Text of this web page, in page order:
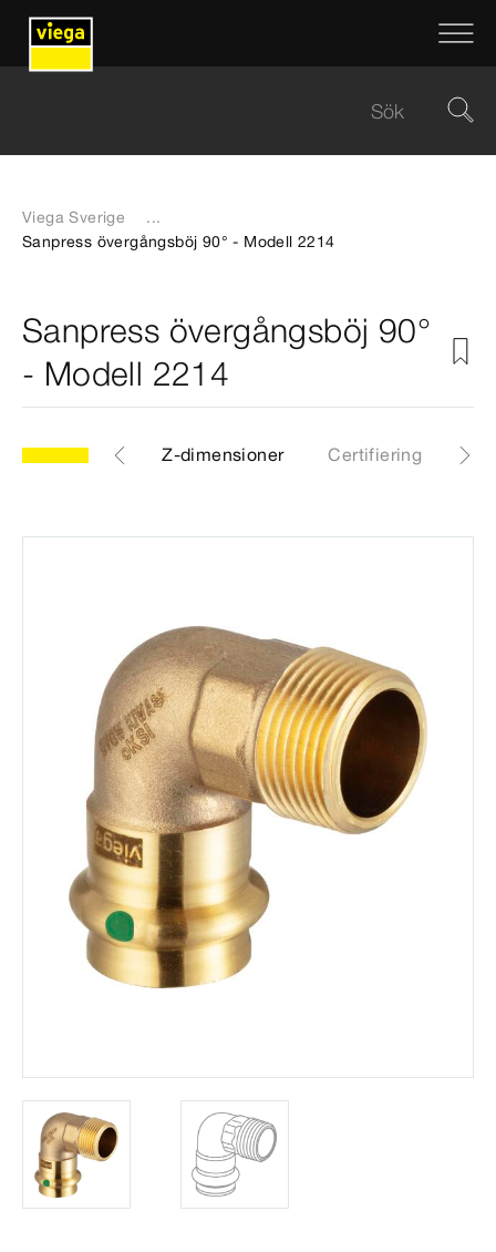
Viega Sverige
...
Sanpress övergångsböj 90° - Modell 2214
Sanpress övergångsböj 90°
- Modell 2214
CAD-filer Z-dimensioner Certifiering